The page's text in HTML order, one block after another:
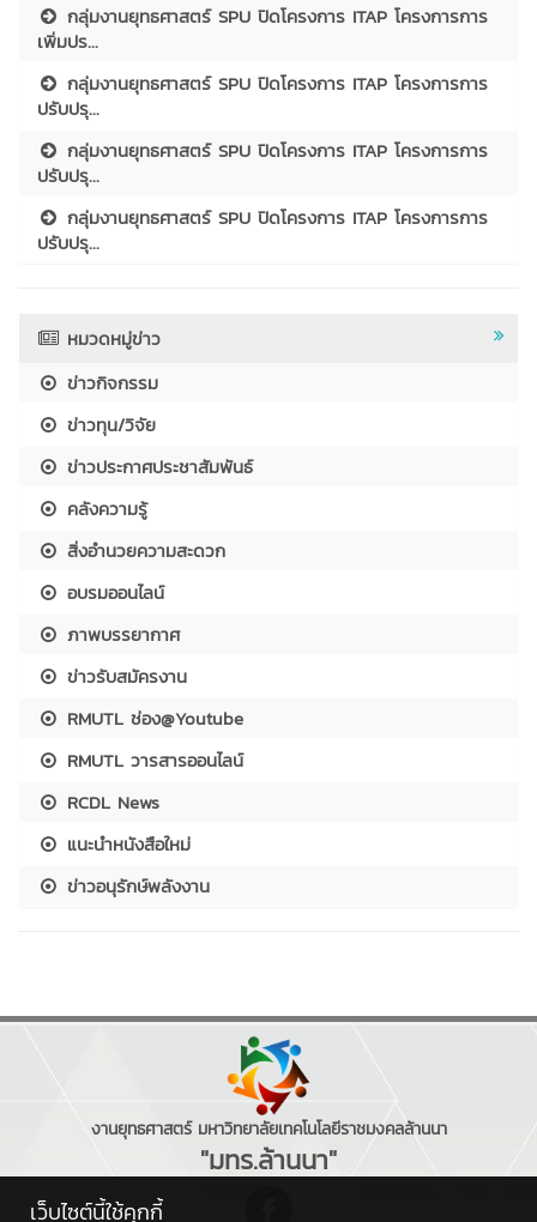
กลุ่มงานยุทธศาสตร์ SPU ปิดโครงการ ITAP โครงการการ
เพิ่มปร...
กลุ่มงานยุทธศาสตร์ SPU ปิดโครงการ ITAP โครงการการ
ปรับปรุ...
กลุ่มงานยุทธศาสตร์ SPU ปิดโครงการ ITAP โครงการการ
ปรับปรุ...
กลุ่มงานยุทธศาสตร์ SPU ปิดโครงการ ITAP โครงการการ
ปรับปรุ...
หมวดหมู่ข่าว
ข่าวกิจกรรม
ข่าวทุน/วิจัย
ข่าวประกาศประชาสัมพันธ์
คลังความรู้
สิ่งอำนวยความสะดวก
อบรมออนไลน์
ภาพบรรยากาศ
ข่าวรับสมัครงาน
RMUTL ช่อง@Youtube
RMUTL วารสารออนไลน์
RCDL News
แนะนำหนังสือใหม่
ข่าวอนุรักษ์พลังงาน
งานยุทธศาสตร์ มหาวิทยาลัยเทคโนโลยีราชมงคลล้านนา
"มทร.ล้านนา"
เว็บไซต์นี้ใช้คุกกี้